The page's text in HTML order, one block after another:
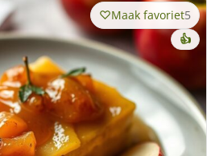
Maak favoriet5
👍